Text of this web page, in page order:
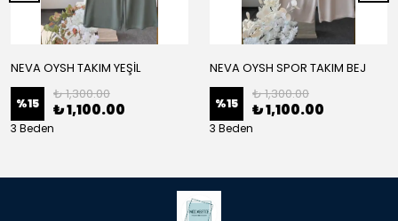
NEVA OYSH TAKIM YEŞİL
%15
₺ 1,300.00
₺ 1,100.00
3 Beden
NEVA OYSH SPOR TAKIM BEJ
%15
₺ 1,300.00
₺ 1,100.00
3 Beden